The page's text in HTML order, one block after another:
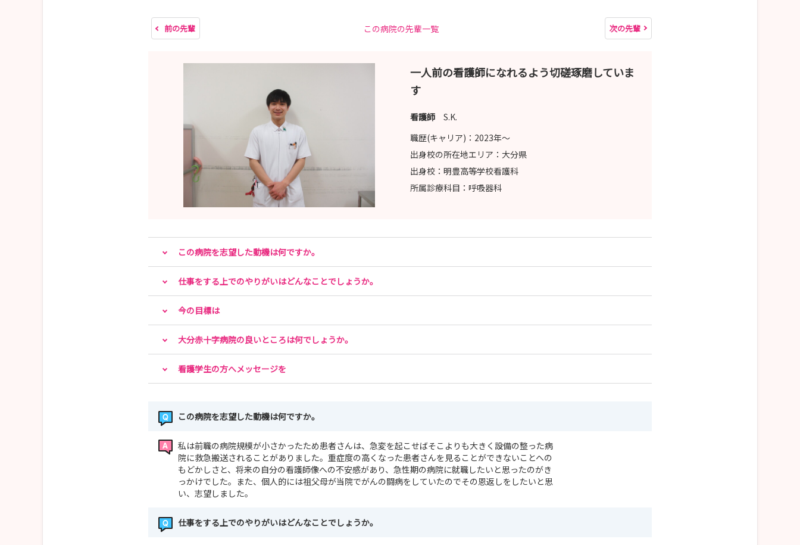
前の先輩 この病院の先輩一覧 次の先輩
一人前の看護師になれるよう切磋琢磨していま
す
看護師 S.K.
職歴(キャリア)： 2023年〜
出身校の所在地エリア： 大分県
出身校： 明豊高等学校看護科
所属診療科目： 呼吸器科
この病院を志望した動機は何ですか。
仕事をする上でのやりがいはどんなことでしょうか。
今の目標は
大分赤十字病院の良いところは何でしょうか。
看護学生の方へメッセージを
この病院を志望した動機は何ですか。
私は前職の病院規模が小さかったため患者さんは、急変を起こせばそこよりも大きく設備の整った病
院に救急搬送されることがありました。重症度の高くなった患者さんを見ることができないことへの
もどかしさと、将来の自分の看護師像への不安感があり、急性期の病院に就職したいと思ったのがき
っかけでした。また、個人的には祖父母が当院でがんの闘病をしていたのでその恩返しをしたいと思
い、志望しました。
仕事をする上でのやりがいはどんなことでしょうか。